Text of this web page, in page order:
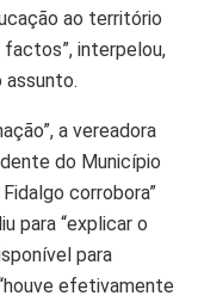
ao território
factos”, interpelou,
assunto.
a vereadora
do Município
corrobora”
para “explicar o
para
efetivamente